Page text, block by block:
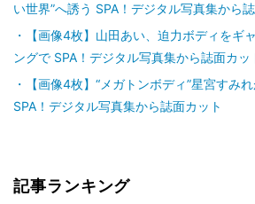
い世界”へ誘う SPA！デジタル写真集から
【画像4枚】山田あい、迫力ボディをギ
ングで SPA！デジタル写真集から誌面カッ
【画像4枚】“メガトンボディ”星宮すみ
SPA！デジタル写真集から誌面カット
記事ランキング